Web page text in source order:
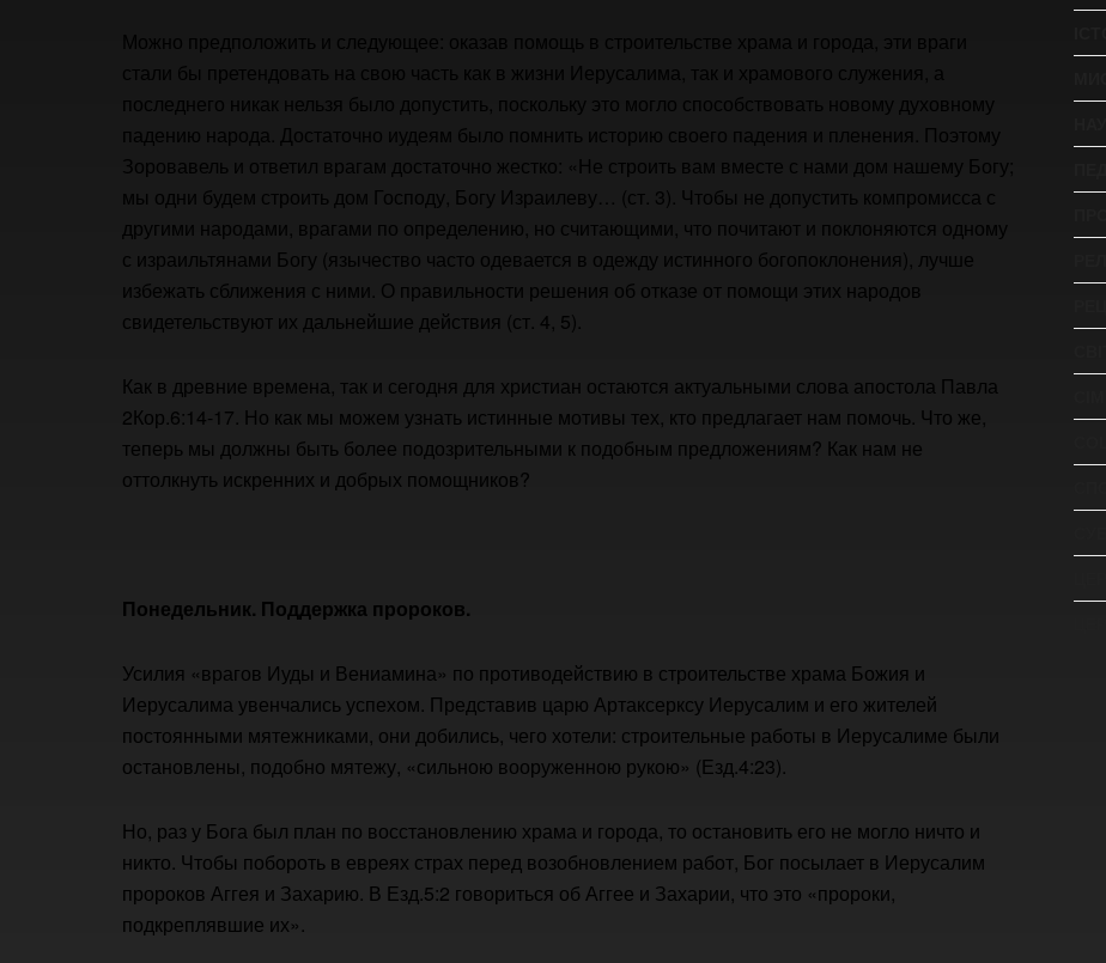
последнего никак нельзя было допустить, поскольку это могло способствовать новому духовному
падению народа. Достаточно иудеям было помнить историю своего падения и пленения. Поэтому
Зоровавель и ответил врагам достаточно жестко: «Не строить вам вместе с нами дом нашему Богу;
мы одни будем строить дом Господу, Богу Израилеву… (ст. 3). Чтобы не допустить компромисса с
другими народами, врагами по определению, но считающими, что почитают и поклоняются одному
с израильтянами Богу (язычество часто одевается в одежду истинного богопоклонения), лучше
избежать сближения с ними. О правильности решения об отказе от помощи этих народов
свидетельствуют их дальнейшие действия (ст. 4, 5).
Как в древние времена, так и сегодня для христиан остаются актуальными слова апостола Павла
2Кор.6:14-17. Но как мы можем узнать истинные мотивы тех, кто предлагает нам помочь. Что же,
теперь мы должны быть более подозрительными к подобным предложениям? Как нам не
оттолкнуть искренних и добрых помощников?
Понедельник. Поддержка пророков.
Усилия «врагов Иуды и Вениамина» по противодействию в строительстве храма Божия и
Иерусалима увенчались успехом. Представив царю Артаксерксу Иерусалим и его жителей
постоянными мятежниками, они добились, чего хотели: строительные работы в Иерусалиме были
остановлены, подобно мятежу, «сильною вооруженною рукою» (Езд.4:23).
Но, раз у Бога был план по восстановлению храма и города, то остановить его не могло ничто и
никто. Чтобы побороть в евреях страх перед возобновлением работ, Бог посылает в Иерусалим
пророков Аггея и Захарию. В Езд.5:2 говориться об Аггее и Захарии, что это «пророки,
подкреплявшие их».